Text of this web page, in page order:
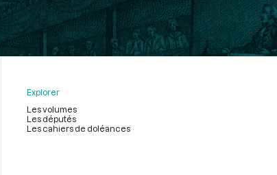
Explorer
Les volumes
Les députés
Les cahiers de doléances